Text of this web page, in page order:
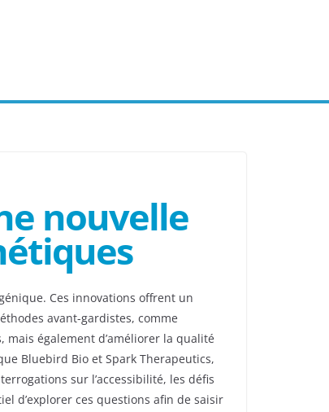
nouvelle
Ces innovations offrent un
avant-gardistes, comme
également d’améliorer la qualité
Bluebird Bio et Spark Therapeutics,
sur l’accessibilité, les défis
d’explorer ces questions afin de saisir